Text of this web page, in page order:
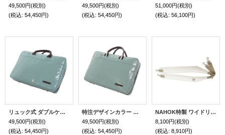
49,500円(税別)
(税込: 54,450円)
49,500円(税別)
(税込: 54,450円)
51,000円(税別)
(税込: 56,100円)
リュック式 ダブルケースガード「Gabriel 3/wf」（オーボエ・フルート・クラリネット対応）ミント / チョコ
49,500円(税別)
(税込: 54,450円)
特注デザインカラー リュック式 ダブルケースガード「Gabriel 3/wf」（オーボエ・フルート・クラリネット対応）ミント / チョコ
49,500円(税別)
(税込: 54,450円)
NAHOK特製 ワイドリュックベルト ホワイトスペシャルコーティング
8,100円(税別)
(税込: 8,910円)